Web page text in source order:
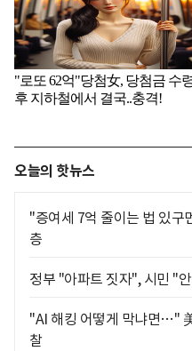
오늘의 핫뉴스
"증여세 7억 줄이는 법 있구
층
정부 "아파트 짓자", 시민 "
"AI 해킹 어떻게 막냐면…"
찰